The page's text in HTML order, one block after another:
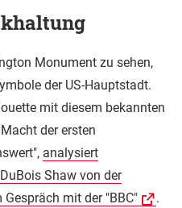
Monument zu sehen,
der US-Hauptstadt.
mit diesem bekannten
der ersten
analysiert
Shaw von der
mit der "BBC"
.